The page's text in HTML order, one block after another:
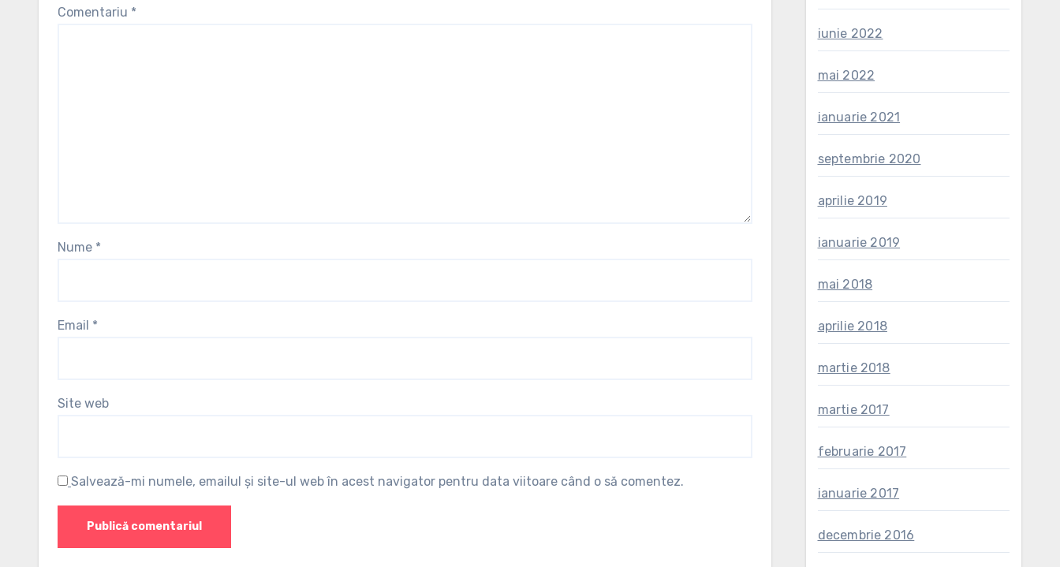
Comentariu *
Nume *
Email *
Site web
Salvează-mi numele, emailul și site-ul web în acest navigator pentru data viitoare când o să comentez.
iunie 2022
mai 2022
ianuarie 2021
septembrie 2020
aprilie 2019
ianuarie 2019
mai 2018
aprilie 2018
martie 2018
martie 2017
februarie 2017
ianuarie 2017
decembrie 2016